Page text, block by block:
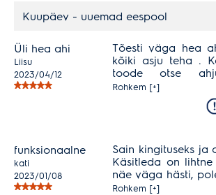
Kuupäev - uuemad eespool
Üli hea ahi
Liisu
2023/04/12
Tõesti väga hea
kõiki asju teha .
toode otse
loomulikult grilli
hea et on siis saab
Rohkem [+]
funksionaalne
kati
2023/01/08
Sain kingituseks ja
Käsitleda on
näe väga hästi,
mõistmatuid
Rohkem [+]